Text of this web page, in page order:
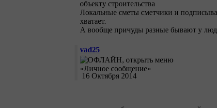
объекту строительства
Локальные сметы сметчики и
хватает.
А вообще причуды разные бывают у
vad25
16 Октября 2014